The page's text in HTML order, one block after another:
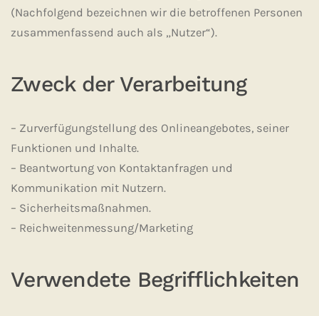
(Nachfolgend bezeichnen wir die betroffenen Personen
zusammenfassend auch als „Nutzer“).
Zweck der Verarbeitung
– Zurverfügungstellung des Onlineangebotes, seiner
Funktionen und Inhalte.
– Beantwortung von Kontaktanfragen und
Kommunikation mit Nutzern.
– Sicherheitsmaßnahmen.
– Reichweitenmessung/Marketing
Verwendete Begrifflichkeiten